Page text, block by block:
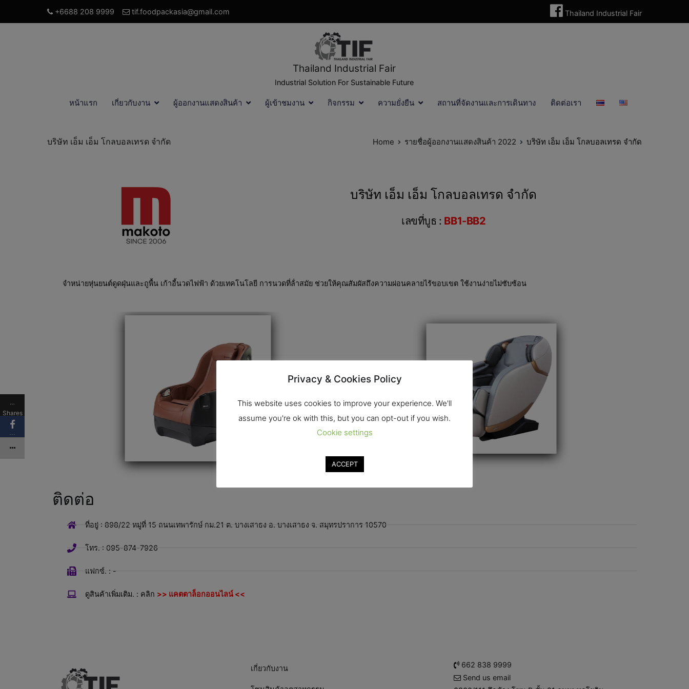
+6688 208 9999 tif.foodpackasia@gmail.com Thailand Industrial Fair
Thailand Industrial Fair
Industrial Solution For Sustainable Future
หน้าแรก เกี่ยวกับงาน ผู้ออกงานแสดงสินค้า ผู้เข้าชมงาน กิจกรรม ความยั่งยืน สถานที่จัดงานและการเดินทาง ติดต่อเรา
บริษัท เอ็ม เอ็ม โกลบอลเทรด จำกัด Home รายชื่อผู้ออกงานแสดงสินค้า 2022 บริษัท เอ็ม เอ็ม โกลบอลเทรด จำกัด
บริษัท เอ็ม เอ็ม โกลบอลเทรด จำกัด
เลขที่บูธ : BB1-BB2
จำหน่ายหุ่นยนต์ดูดฝุ่นและถูพื้น เก้าอี้นวดไฟฟ้า ด้วยเทคโนโลยี การนวดที่ล้ําสมัย ช่วยให้คุณสัมผัสถึงความผ่อนคลายไร้ขอบเขต ใช้งานง่ายไม่ซับซ้อน
ติดต่อ
ที่อยู่ : 898/22 หมู่ที่ 15 ถนนเทพารักษ์ กม.21 ต. บางเสาธง อ. บางเสาธง จ. สมุทรปราการ 10570
โทร. : 095-874-7926
แฟกซ์. : -
ดูสินค้าเพิ่มเติม. : คลิก >> แคตตาล็อกออนไลน์ <<
เกี่ยวกับงาน
662 838 9999
Send us email
Privacy & Cookies Policy
This website uses cookies to improve your experience. We'll
assume you're ok with this, but you can opt-out if you wish.
Cookie settings
ACCEPT
…
Shares